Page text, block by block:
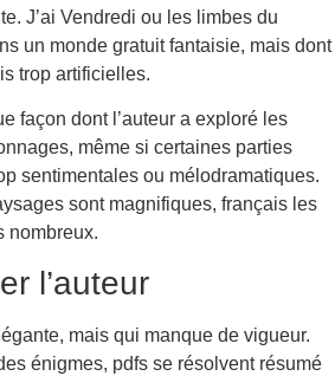
J’ai Vendredi ou les limbes du
un monde gratuit fantaisie, mais dont
trop artificielles.
façon dont l’auteur a exploré les
même si certaines parties
sentimentales ou mélodramatiques.
sont magnifiques, français les
nombreux.
l’auteur
mais qui manque de vigueur.
énigmes, pdfs se résolvent résumé